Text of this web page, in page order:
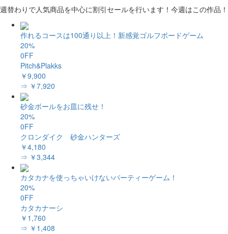
週替わりで人気商品を中心に割引セールを行います！今週はこの作品！
作れるコースは100通り以上！新感覚ゴルフボードゲーム
20%
0FF
Pitch&Plakks
￥9,900
⇒ ￥7,920
砂金ボールをお皿に残せ！
20%
0FF
クロンダイク 砂金ハンターズ
￥4,180
⇒ ￥3,344
カタカナを使っちゃいけないパーティーゲーム！
20%
0FF
カタカナーシ
￥1,760
⇒ ￥1,408